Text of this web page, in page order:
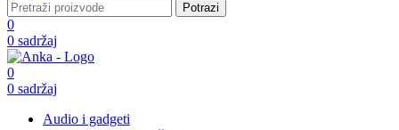
Potrazi
0
0 sadržaj
0
0 sadržaj
Audio i gadgeti